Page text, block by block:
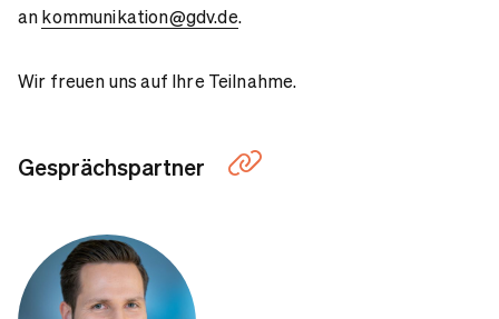
ankommunikation@gdv.de.
Wir freuen uns auf Ihre Teilnahme.
Gesprächspartner